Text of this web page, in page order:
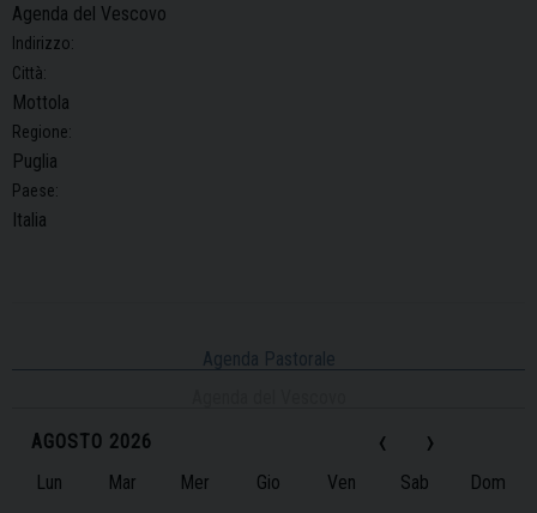
Agenda del Vescovo
Indirizzo:
Città:
Mottola
Regione:
Puglia
Paese:
Italia
Agenda Pastorale
‹
AGOSTO 2026 ›
Lun Mar Mer Gio Ven Sab Dom